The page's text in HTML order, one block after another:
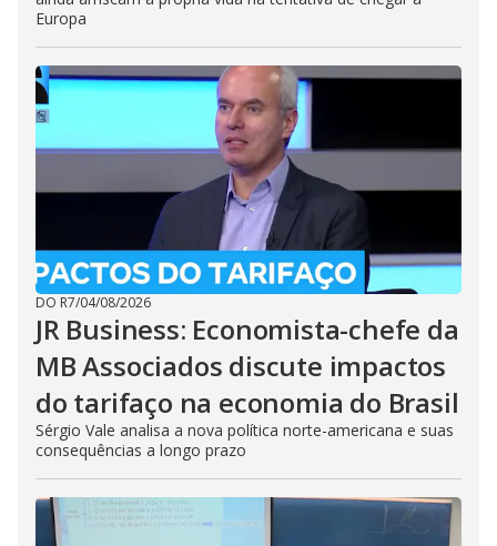
Europa
DO R7/04/08/2026
JR Business: Economista-chefe da
MB Associados discute impactos
do tarifaço na economia do Brasil
Sérgio Vale analisa a nova política norte-americana e suas
consequências a longo prazo